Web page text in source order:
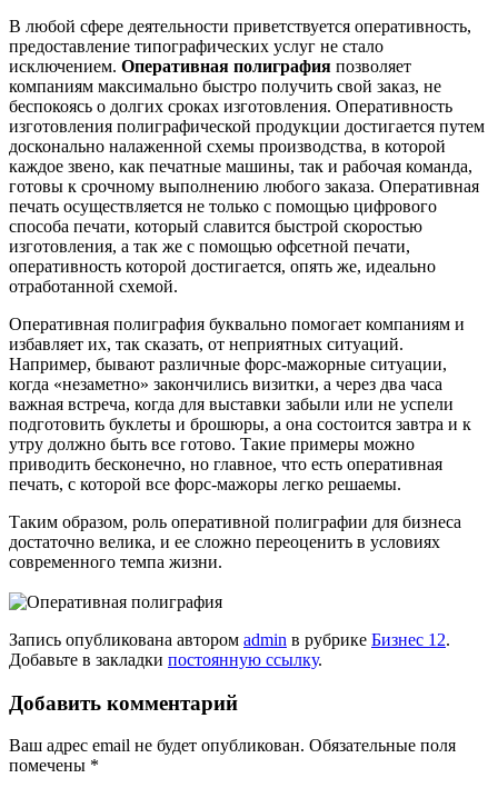
В любой сфере деятельности приветствуется оперативность,
предоставление типографических услуг не стало
исключением. Оперативная полиграфия позволяет
компаниям максимально быстро получить свой заказ, не
беспокоясь о долгих сроках изготовления. Оперативность
изготовления полиграфической продукции достигается путем
досконально налаженной схемы производства, в которой
каждое звено, как печатные машины, так и рабочая команда,
готовы к срочному выполнению любого заказа. Оперативная
печать осуществляется не только с помощью цифрового
способа печати, который славится быстрой скоростью
изготовления, а так же с помощью офсетной печати,
оперативность которой достигается, опять же, идеально
отработанной схемой.
Оперативная полиграфия буквально помогает компаниям и
избавляет их, так сказать, от неприятных ситуаций.
Например, бывают различные форс-мажорные ситуации,
когда «незаметно» закончились визитки, а через два часа
важная встреча, когда для выставки забыли или не успели
подготовить буклеты и брошюры, а она состоится завтра и к
утру должно быть все готово. Такие примеры можно
приводить бесконечно, но главное, что есть оперативная
печать, с которой все форс-мажоры легко решаемы.
Таким образом, роль оперативной полиграфии для бизнеса
достаточно велика, и ее сложно переоценить в условиях
современного темпа жизни.
Запись опубликована автором admin в рубрике Бизнес 12.
Добавьте в закладки постоянную ссылку.
Добавить комментарий
Ваш адрес email не будет опубликован. Обязательные поля
помечены *